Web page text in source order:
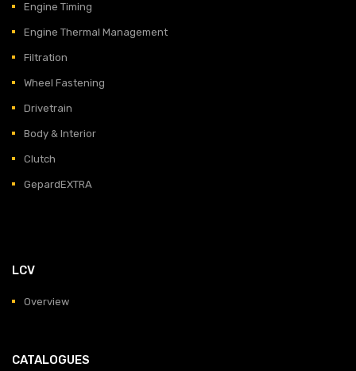
Engine Timing
Engine Thermal Management
Filtration
Wheel Fastening
Drivetrain
Body & Interior
Clutch
GepardEXTRA
LCV
Overview
CATALOGUES